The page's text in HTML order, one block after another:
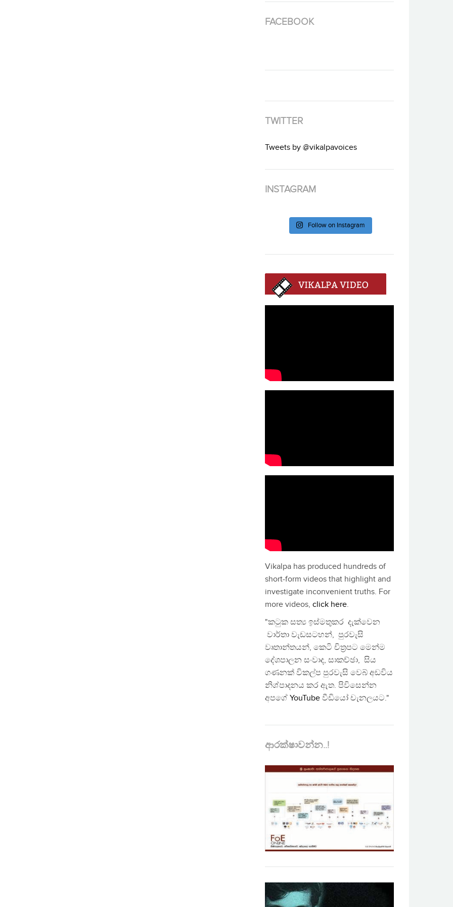
FACEBOOK
TWITTER
Tweets by @vikalpavoices
INSTAGRAM
Follow on Instagram
Vikalpa has produced hundreds of
short-form videos that highlight and
investigate inconvenient truths. For
more videos, click here.
"කටුක සත්‍ය ඉස්මතුකර දැක්වෙන
වාර්තා වැඩසටහන්, පුරවැසි
වෘතාන්තයන්, කෙටි චිත්‍රපට මෙන්ම
දේශපාලන සංවාද, සාකච්ඡා, සිය
ගණනක් විකල්ප පුරවැසි වෙබ් අඩවිය
නිශ්පාදනය කර ඇත. පිවිසෙන්න
අපගේ YouTube වීඩියෝ චැනලයට."
ආරක්ෂාවන්න..!